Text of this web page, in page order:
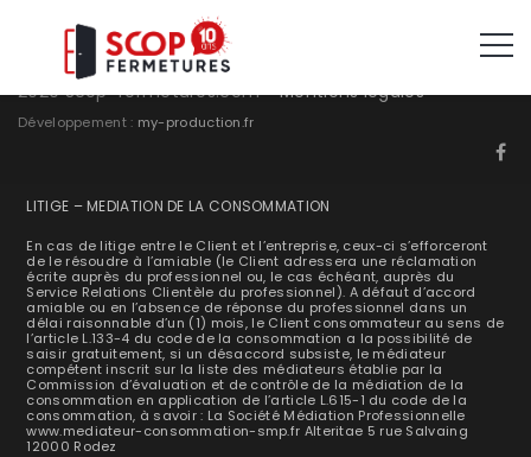
2020 Scop-fermetures.com -Mentions légales
Développement : my-production.fr
LITIGE – MEDIATION DE LA CONSOMMATION
En cas de litige entre le Client et l’entreprise, ceux-ci s’efforceront
de le résoudre à l’amiable (le Client adressera une réclamation
écrite auprès du professionnel ou, le cas échéant, auprès du
Service Relations Clientèle du professionnel). A défaut d’accord
amiable ou en l’absence de réponse du professionnel dans un
délai raisonnable d’un (1) mois, le Client consommateur au sens de
l’article L.133-4 du code de la consommation a la possibilité de
saisir gratuitement, si un désaccord subsiste, le médiateur
compétent inscrit sur la liste des médiateurs établie par la
Commission d’évaluation et de contrôle de la médiation de la
consommation en application de l’article L.615-1 du code de la
consommation, à savoir : La Société Médiation Professionnelle
www.mediateur-consommation-smp.fr Alteritae 5 rue Salvaing
12000 Rodez